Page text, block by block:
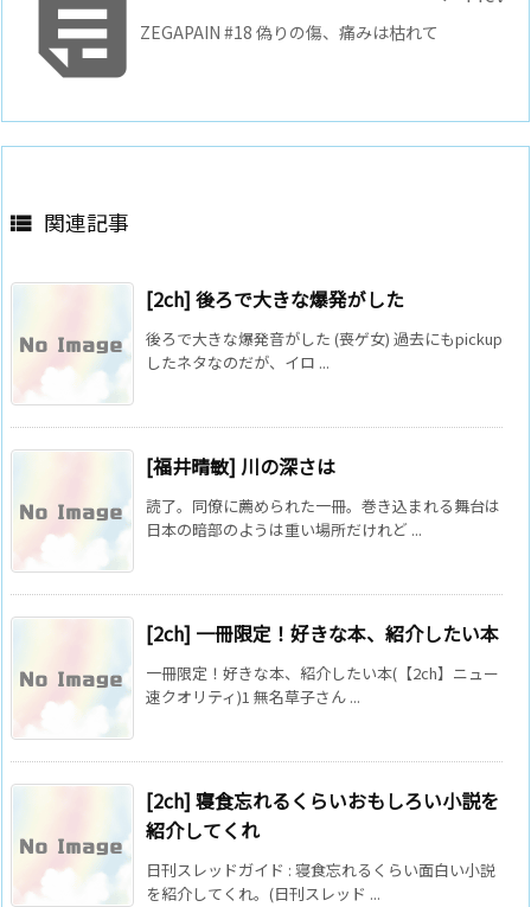
ZEGAPAIN #18 偽りの傷、痛みは枯れて
 関連記事
[2ch] 後ろで大きな爆発がした
後ろで大きな爆発音がした (喪ゲ女) 過去にもpickup
したネタなのだが、イロ ...
[福井晴敏] 川の深さは
読了。同僚に薦められた一冊。巻き込まれる舞台は
日本の暗部のようは重い場所だけれど ...
[2ch] 一冊限定！好きな本、紹介したい本
一冊限定！好きな本、紹介したい本(【2ch】ニュー
速クオリティ)1 無名草子さん ...
[2ch] 寝食忘れるくらいおもしろい小説を
紹介してくれ
日刊スレッドガイド : 寝食忘れるくらい面白い小説
を紹介してくれ。(日刊スレッド ...